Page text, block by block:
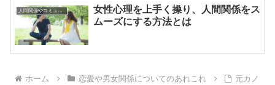
人間関係やコミュニケーションの術
女性心理を上手く操り、人間関係をス
ムーズにする方法とは
ホーム 恋愛や男女関係についてのあれこれ
元カノ